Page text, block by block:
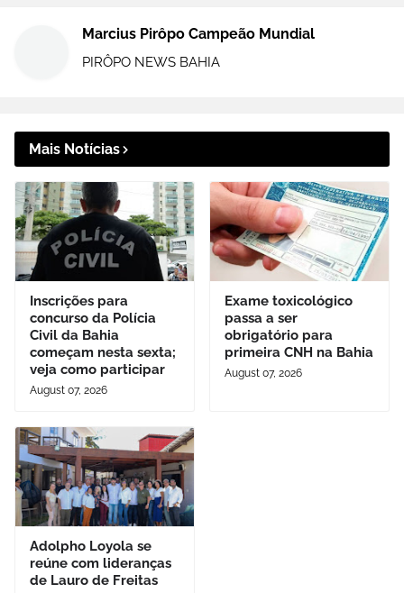
Marcius Pirôpo Campeão Mundial
PIRÔPO NEWS BAHIA
Mais Notícias
Inscrições para
concurso da Polícia
Civil da Bahia
começam nesta sexta;
veja como participar
August 07, 2026
Exame toxicológico
passa a ser
obrigatório para
primeira CNH na Bahia
August 07, 2026
Adolpho Loyola se
reúne com lideranças
de Lauro de Freitas